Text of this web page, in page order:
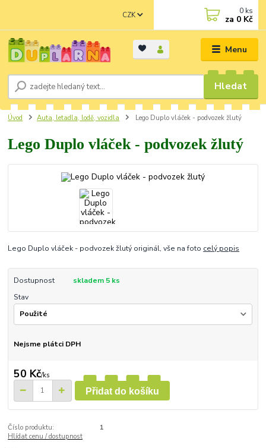
Menu
CZK
Hledat
0 ks
za 0 Kč
Úvod Auta, letadla, lodě, vozidla Lego Duplo vláček - podvozek žlutý
Lego Duplo vláček - podvozek žlutý
Lego Duplo vláček - podvozek žlutý originál, vše na foto celý popis
Dostupnost
skladem 5 ks
Stav
Nejsme plátci DPH
50 Kč/ks
Přidat do košíku
Číslo produktu:
1
Hlídat cenu / dostupnost